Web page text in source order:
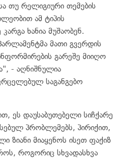
თუ რელიგიური თემების
ამ ტიპის
ხანია მუშაობენ.
მათი გვერდის
გარეშე მიიღო
- აღნიშნულია
საგანგებო
ეს დაუსაბუთებელი სიჩქარე
პრობლემებს, პირიქით,
ზიანი მიაყენოს ისეთ ფაქიზ
როგორიც სხვადასხვა